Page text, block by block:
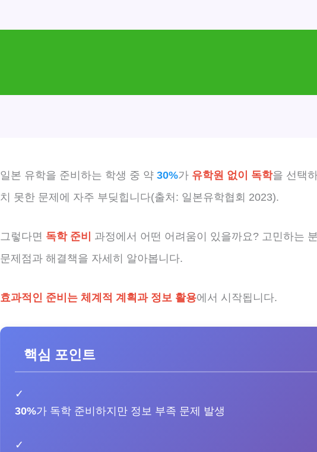
일본 유학을 준비하는 학생 중 약 30%가 유학원 없이 독학을 선택
치 못한 문제에 자주 부딪힙니다(출처: 일본유학협회 2023).
그렇다면 독학 준비
과정에서 어떤 어려움이 있을까요? 고민하는
문제점과 해결책을 자세히 알아봅니다.
효과적인 준비는 체계적 계획과 정보 활용에서 시작됩니다.
핵심 포인트
✓
30%가 독학 준비하지만 정보 부족 문제 발생
✓